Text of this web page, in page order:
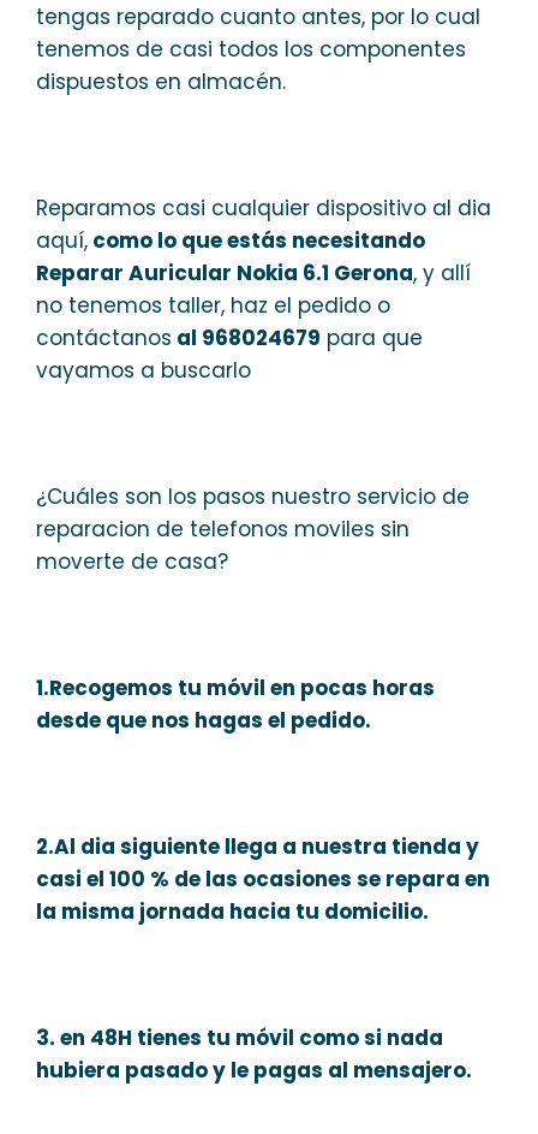
tengas reparado cuanto antes, por lo cual
tenemos de casi todos los componentes
dispuestos en almacén.
Reparamos casi cualquier dispositivo al dia
aquí, como lo que estás necesitando
Reparar Auricular Nokia 6.1 Gerona, y allí
no tenemos taller, haz el pedido o
contáctanos al 968024679 para que
vayamos a buscarlo
¿Cuáles son los pasos nuestro servicio de
reparacion de telefonos moviles sin
moverte de casa?
1.Recogemos tu móvil en pocas horas
desde que nos hagas el pedido.
2.Al dia siguiente llega a nuestra tienda y
casi el 100 % de las ocasiones se repara en
la misma jornada hacia tu domicilio.
3. en 48H tienes tu móvil como si nada
hubiera pasado y le pagas al mensajero.